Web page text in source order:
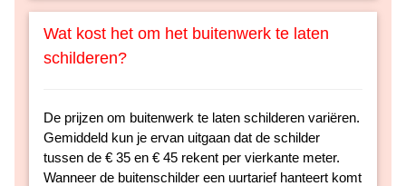
Wat kost het om het buitenwerk te laten
schilderen?
De prijzen om buitenwerk te laten schilderen variëren.
Gemiddeld kun je ervan uitgaan dat de schilder
tussen de € 35 en € 45 rekent per vierkante meter.
Wanneer de buitenschilder een uurtarief hanteert komt